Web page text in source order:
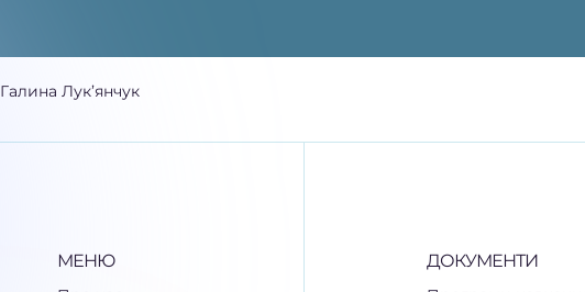
Галина Лук’янчук
МЕНЮ ДОКУМЕНТИ